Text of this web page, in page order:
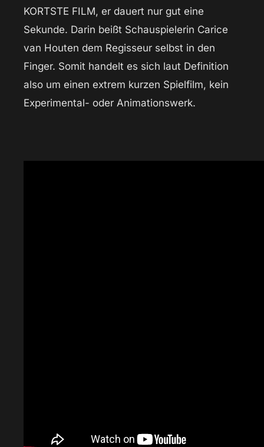
KORTSTE FILM, er dauert nur gut eine
Sekunde. Darin beißt Schauspielerin Carice
van Houten dem Regisseur selbst in den
Finger. Somit handelt es sich laut Definition
also um einen extrem kurzen Spielfilm, kein
Experimental- oder Animationswerk.